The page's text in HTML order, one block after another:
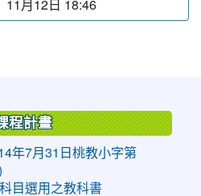
11月12日 18:46
程計畫
年7月31日桃教小字第
目選用之教科書